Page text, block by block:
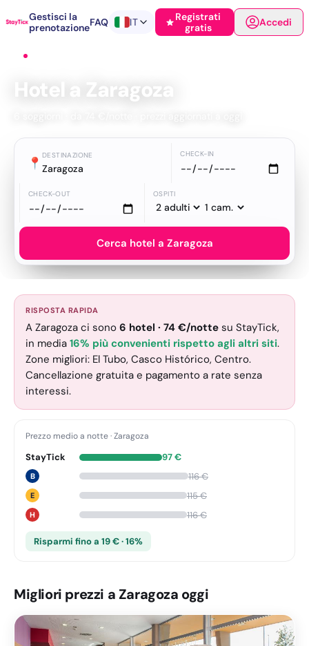
Gestisci la
prenotazioneFAQ IT
Registrati
gratis
Accedi
Hotel a Zaragoza
📍 DESTINAZIONE
Zaragoza
CHECK-IN
CHECK-OUT OSPITI
Cerca hotel a Zaragoza
RISPOSTA RAPIDA
A Zaragoza ci sono 6 hotel · 74 €/notte su StayTick,
in media 16% più convenienti rispetto agli altri siti.
Zone migliori: El Tubo, Casco Histórico, Centro.
Cancellazione gratuita e pagamento a rate senza
interessi.
Prezzo medio a notte·Zaragoza
StayTick 97€
B 116€
E 115€
H 116€
Risparmi fino a 19 € · 16%
Migliori prezzi a Zaragoza oggi